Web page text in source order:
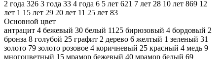
2 года 326 3 года 33 4 года 6 5 лет 621 7 лет 28 10 лет 869 12
лет 1 15 лет 29 20 лет 11 25 лет 83
Основной цвет
антрацит 4 бежевый 30 белый 1125 бирюзовый 4 бордовый 2
бронза 8 голубой 25 графит 2 дерево 6 желтый 1 зеленый 31
золото 79 золото розовое 4 коричневый 25 красный 4 медь 9
многоцветный 15 мрамор бежевый 40 мрамор белый 69